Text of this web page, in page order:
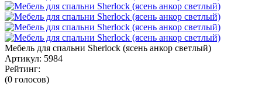
Мебель для спальни Sherlock (ясень анкор светлый)
Артикул: 5984
Рейтинг:
(0 голосов)